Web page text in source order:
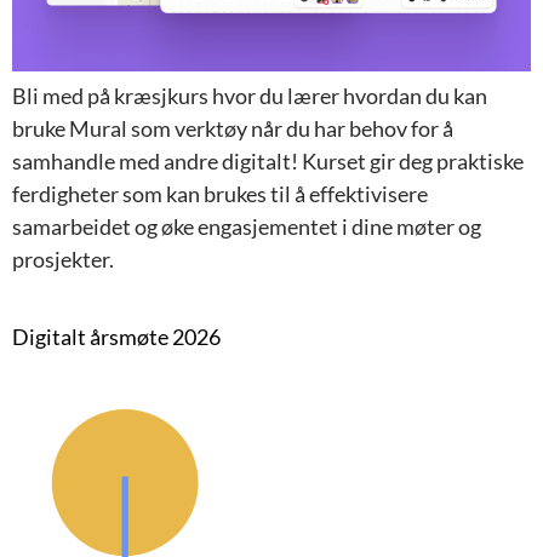
Bli med på kræsjkurs hvor du lærer hvordan du kan
bruke Mural som verktøy når du har behov for å
samhandle med andre digitalt! Kurset gir deg praktiske
ferdigheter som kan brukes til å effektivisere
samarbeidet og øke engasjementet i dine møter og
prosjekter.
Digitalt årsmøte 2026